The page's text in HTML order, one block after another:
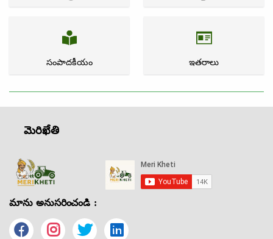
సంపాదకీయం ఇతరాలు
మెరిఖేతి
మాను అనుసరించండి :